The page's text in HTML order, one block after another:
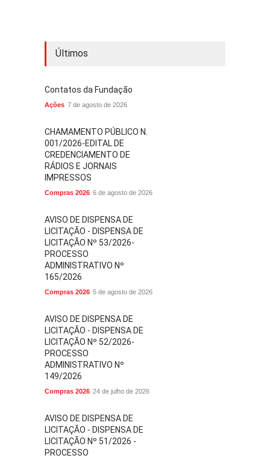
Últimos
Contatos da Fundação
Ações 7 de agosto de 2026
CHAMAMENTO PÚBLICO N.
001/2026-EDITAL DE
CREDENCIAMENTO DE
RÁDIOS E JORNAIS
IMPRESSOS
Compras 2026 6 de agosto de 2026
AVISO DE DISPENSA DE
LICITAÇÃO - DISPENSA DE
LICITAÇÃO Nº 53/2026-
PROCESSO
ADMINISTRATIVO Nº
165/2026
Compras 2026 5 de agosto de 2026
AVISO DE DISPENSA DE
LICITAÇÃO - DISPENSA DE
LICITAÇÃO Nº 52/2026-
PROCESSO
ADMINISTRATIVO Nº
149/2026
Compras 2026 24 de julho de 2026
AVISO DE DISPENSA DE
LICITAÇÃO - DISPENSA DE
LICITAÇÃO Nº 51/2026 -
PROCESSO